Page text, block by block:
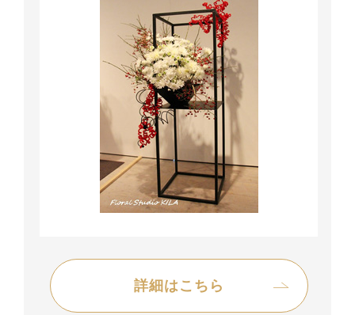
詳細はこちら